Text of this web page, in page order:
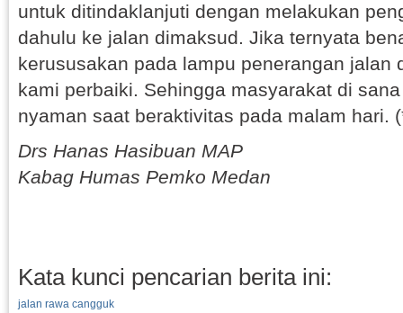
untuk ditindaklanjuti dengan melakukan
dahulu ke jalan dimaksud. Jika ternyata
kerususakan pada lampu penerangan jalan
kami perbaiki. Sehingga masyarakat di
nyaman saat beraktivitas pada malam hari.
Drs Hanas Hasibuan MAP
Kabag Humas Pemko Medan
Kata kunci pencarian berita ini:
jalan rawa cangguk